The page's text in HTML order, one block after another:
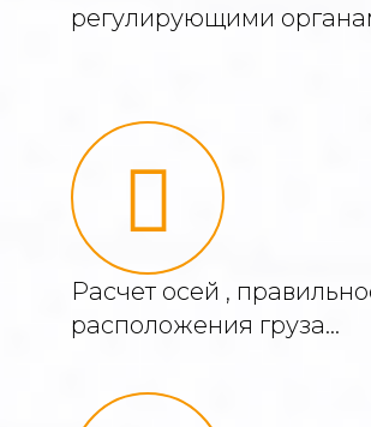
регулирующими
Расчет осей ,
расположения груза…